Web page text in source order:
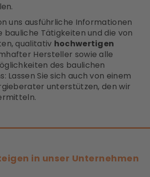
uns ausführliche Informationen
bauliche Tätigkeiten und die von
qualitativ hochwertigen
Hersteller sowie alle
des baulichen
Lassen Sie sich auch von einem
unterstützen, den wir
in unser Unternehmen